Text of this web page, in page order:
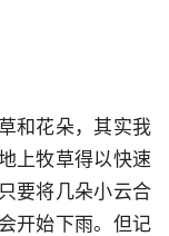
和花朵，其实我
上牧草得以快速
要将几朵小云合
开始下雨。但记